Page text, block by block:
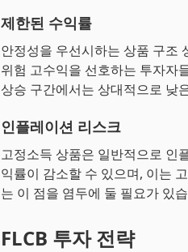
제한된 수익률
안정성을 우선시하는 상품 구조
위험 고수익을 선호하는 투자자
상승 구간에서는 상대적으로 낮
인플레이션 리스크
고정소득 상품은 일반적으로 인
익률이 감소할 수 있으며, 이는
는 이 점을 염두에 둘 필요가 있
FLCB 투자 전략